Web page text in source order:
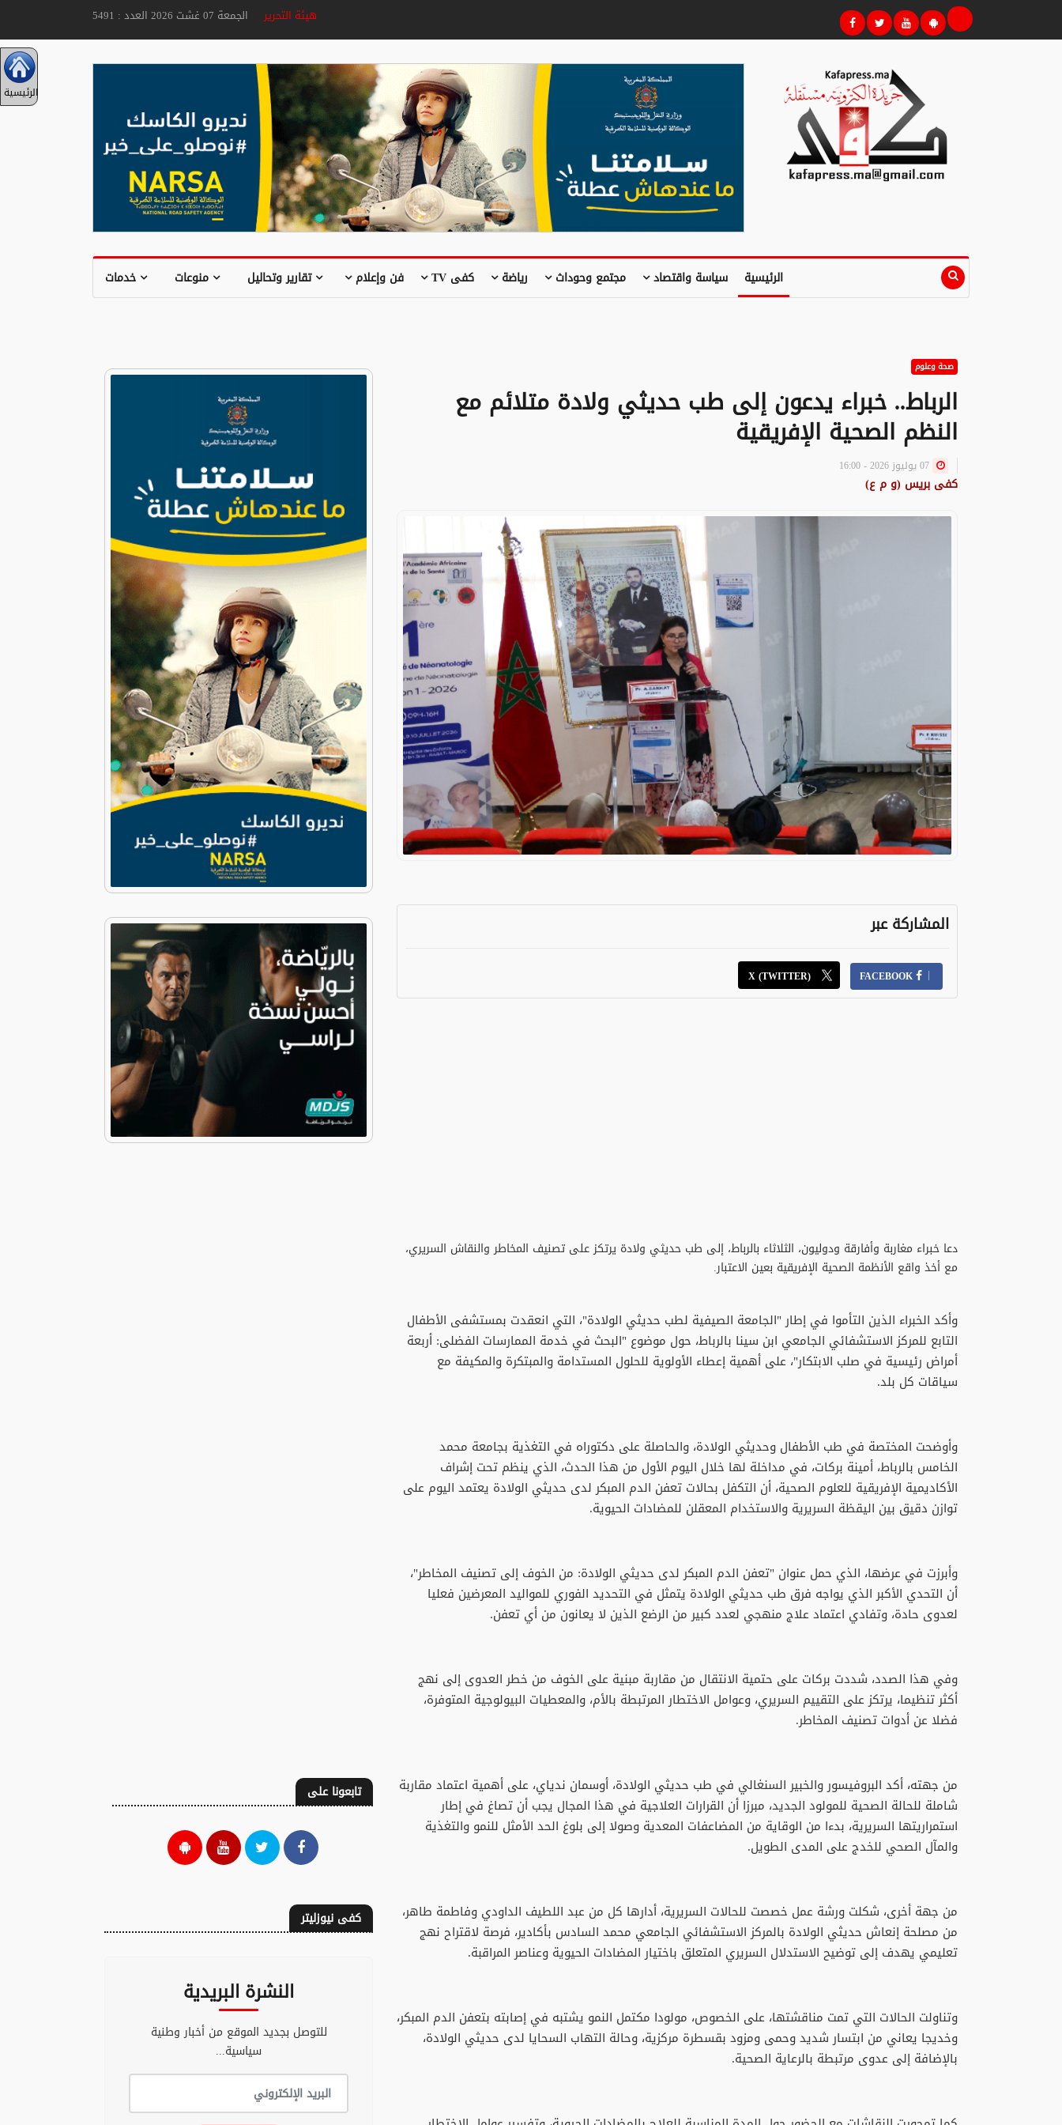
هيئة التحريرالجمعة 07 غشت 2026 العدد : 5491
الرئيسية سياسة واقتصاد مجتمع وحوداث رياضة كفى TV فن وإعلام تقارير وتحاليل منوعات خدمات
الرئيسية
صحة وعلوم
الرباط.. خبراء يدعون إلى طب حديثي ولادة متلائم مع
النظم الصحية الإفريقية
كفى بريس (و م ع)
المشاركة عبر
FACEBOOK
X (TWITTER)
دعا خبراء مغاربة وأفارقة ودوليون، الثلاثاء بالرباط، إلى طب حديثي ولادة يرتكز على تصنيف المخاطر والنقاش السريري،
مع أخذ واقع الأنظمة الصحية الإفريقية بعين الاعتبار.
وأكد الخبراء الذين التأموا في إطار "الجامعة الصيفية لطب حديثي الولادة"، التي انعقدت بمستشفى الأطفال
التابع للمركز الاستشفائي الجامعي ابن سينا بالرباط، حول موضوع "البحث في خدمة الممارسات الفضلى: أربعة
أمراض رئيسية في صلب الابتكار"، على أهمية إعطاء الأولوية للحلول المستدامة والمبتكرة والمكيفة مع
سياقات كل بلد.
وأوضحت المختصة في طب الأطفال وحديثي الولادة، والحاصلة على دكتوراه في التغذية بجامعة محمد
الخامس بالرباط، أمينة بركات، في مداخلة لها خلال اليوم الأول من هذا الحدث، الذي ينظم تحت إشراف
الأكاديمية الإفريقية للعلوم الصحية، أن التكفل بحالات تعفن الدم المبكر لدى حديثي الولادة يعتمد اليوم على
توازن دقيق بين اليقظة السريرية والاستخدام المعقلن للمضادات الحيوية.
وأبرزت في عرضها، الذي حمل عنوان "تعفن الدم المبكر لدى حديثي الولادة: من الخوف إلى تصنيف المخاطر"،
أن التحدي الأكبر الذي يواجه فرق طب حديثي الولادة يتمثل في التحديد الفوري للمواليد المعرضين فعليا
لعدوى حادة، وتفادي اعتماد علاج منهجي لعدد كبير من الرضع الذين لا يعانون من أي تعفن.
وفي هذا الصدد، شددت بركات على حتمية الانتقال من مقاربة مبنية على الخوف من خطر العدوى إلى نهج
أكثر تنظيما، يرتكز على التقييم السريري، وعوامل الاختطار المرتبطة بالأم، والمعطيات البيولوجية المتوفرة،
فضلا عن أدوات تصنيف المخاطر.
من جهته، أكد البروفيسور والخبير السنغالي في طب حديثي الولادة، أوسمان ندياي، على أهمية اعتماد مقاربة
شاملة للحالة الصحية للمولود الجديد، مبرزا أن القرارات العلاجية في هذا المجال يجب أن تصاغ في إطار
استمراريتها السريرية، بدءا من الوقاية من المضاعفات المعدية وصولا إلى بلوغ الحد الأمثل للنمو والتغذية
والمآل الصحي للخدج على المدى الطويل.
من جهة أخرى، شكلت ورشة عمل خصصت للحالات السريرية، أدارها كل من عبد اللطيف الداودي وفاطمة طاهر،
من مصلحة إنعاش حديثي الولادة بالمركز الاستشفائي الجامعي محمد السادس بأكادير، فرصة لاقتراح نهج
تعليمي يهدف إلى توضيح الاستدلال السريري المتعلق باختيار المضادات الحيوية وعناصر المراقبة.
وتناولت الحالات التي تمت مناقشتها، على الخصوص، مولودا مكتمل النمو يشتبه في إصابته بتعفن الدم المبكر،
وخديجا يعاني من ابتسار شديد وحمى ومزود بقسطرة مركزية، وحالة التهاب السحايا لدى حديثي الولادة،
بالإضافة إلى عدوى مرتبطة بالرعاية الصحية.
تابعونا على
كفى نيوزليتر
النشرة البريدية
للتوصل بجديد الموقع من أخبار وطنية
سياسية...